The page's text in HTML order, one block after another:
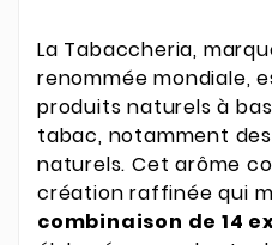
La Tabaccheria,
renommée mondiale,
produits naturels à
tabac, notamment
naturels. Cet arôme
création raffinée qui
combinaison de 14